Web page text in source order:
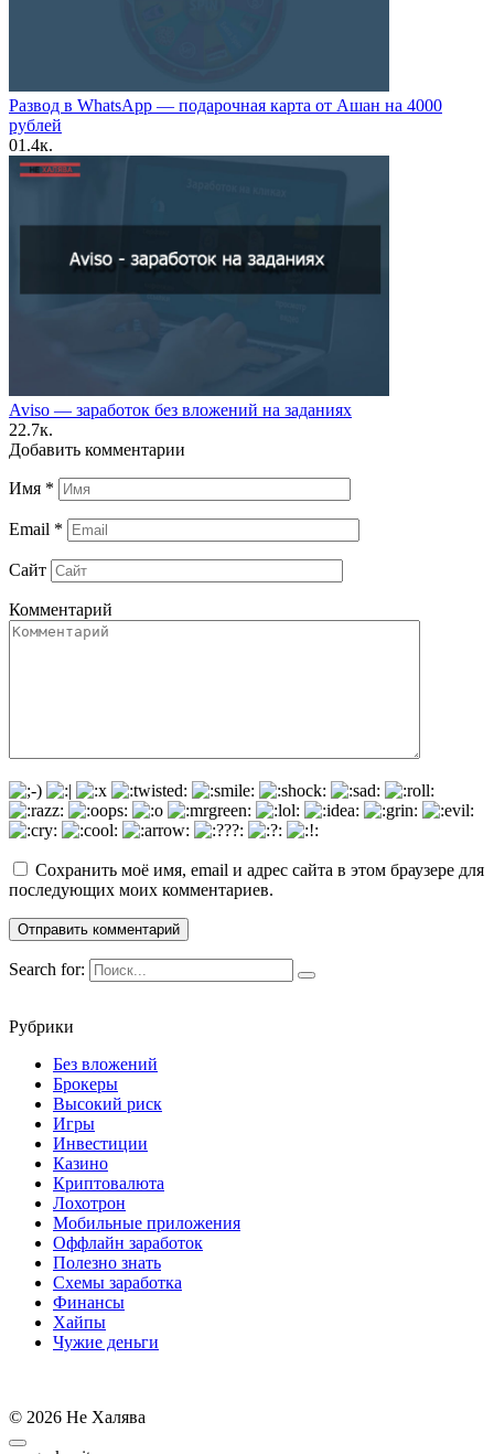
Развод в WhatsApp — подарочная карта от Ашан на 4000
рублей
01.4к.
Aviso — заработок без вложений на заданиях
22.7к.
Добавить комментарии
Имя *
Email *
Сайт
Комментарий
Сохранить моё имя, email и адрес сайта в этом браузере для
последующих моих комментариев.
Search for:
Рубрики
Без вложений
Брокеры
Высокий риск
Игры
Инвестиции
Казино
Криптовалюта
Лохотрон
Мобильные приложения
Оффлайн заработок
Полезно знать
Схемы заработка
Финансы
Хайпы
Чужие деньги
© 2026 Не Халява